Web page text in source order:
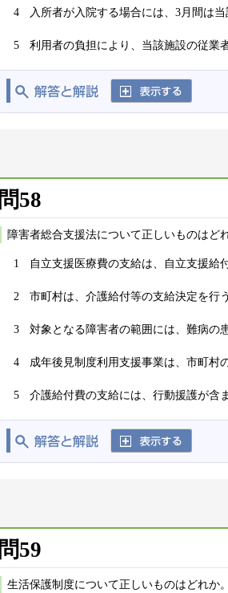
4 入所者が入院する場合には、3月間は
5 利用者の負担により、当該施設の従業
問58
障害者総合支援法について正しいものはど
1 自立支援医療費の支給は、自立支援給
2 市町村は、介護給付等の支給決定を行
3 対象となる障害者の範囲には、難病の
4 成年後見制度利用支援事業は、市町村
5 介護給付費の支給には、行動援護が含
問59
生活保護制度について正しいものはどれか